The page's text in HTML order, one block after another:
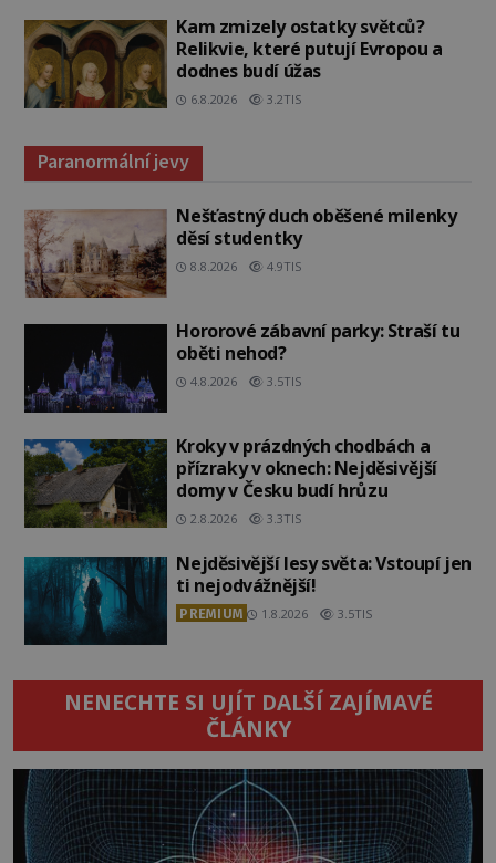
Kam zmizely ostatky světců?
Relikvie, které putují Evropou a
dodnes budí úžas
6.8.2026 3.2TIS
Paranormální jevy
Nešťastný duch oběšené milenky
děsí studentky
8.8.2026 4.9TIS
Hororové zábavní parky: Straší tu
oběti nehod?
4.8.2026 3.5TIS
Kroky v prázdných chodbách a
přízraky v oknech: Nejděsivější
domy v Česku budí hrůzu
2.8.2026 3.3TIS
Nejděsivější lesy světa: Vstoupí jen
ti nejodvážnější!
PREMIUM 1.8.2026 3.5TIS
NENECHTE SI UJÍT DALŠÍ ZAJÍMAVÉ
ČLÁNKY